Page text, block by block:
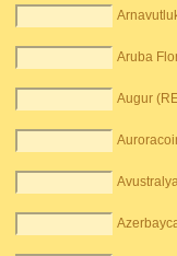
Aruba
Augur